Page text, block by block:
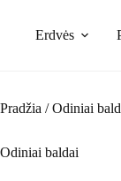
contentErdvės
Pradžia / Odiniai
Odiniai baldai